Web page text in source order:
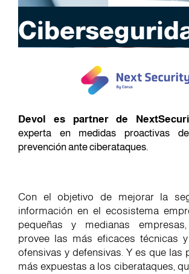
Devol es partner de
experta en medidas proactivas
prevención ante ciberataques.
Con el objetivo de mejorar la
información en el ecosistema
pequeñas y medianas empresas,
provee las más eficaces técnicas
ofensivas y defensivas. Y es que las
más expuestas a los ciberataques,